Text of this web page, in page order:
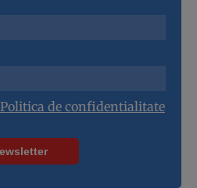
Politica de confidentialitate